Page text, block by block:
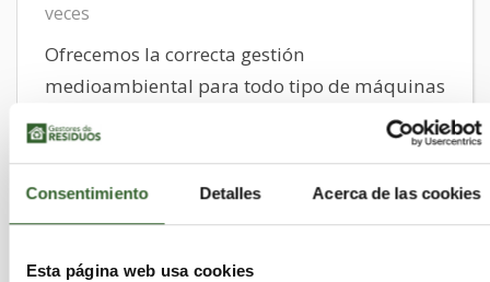
Consentimiento Detalles Acerca de las cookies
Esta página web usa cookies
veces
Ofrecemos la correcta gestión
medioambiental para todo tipo de máquinas
de Aire Acondicionado tanto domésticas
como industriales. Estos equipos contienen
residuos peligrosos: Aceites y Gases
transportistas autorizados de residuos